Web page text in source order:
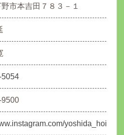
市本吉田７８３－１